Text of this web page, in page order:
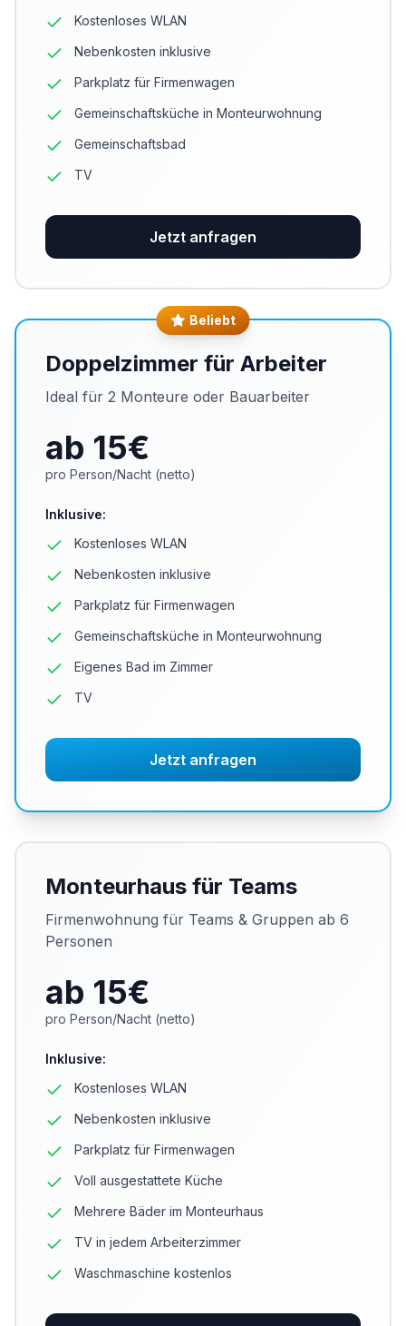
Kostenloses WLAN
Nebenkosten inklusive
Parkplatz für Firmenwagen
Gemeinschaftsküche in Monteurwohnung
Gemeinschaftsbad
TV
Jetzt anfragen
Beliebt
Doppelzimmer für Arbeiter
Ideal für 2 Monteure oder Bauarbeiter
ab 15€
pro Person/Nacht (netto)
Inklusive:
Kostenloses WLAN
Nebenkosten inklusive
Parkplatz für Firmenwagen
Gemeinschaftsküche in Monteurwohnung
Eigenes Bad im Zimmer
TV
Jetzt anfragen
Monteurhaus für Teams
Firmenwohnung für Teams & Gruppen ab 6
Personen
ab 15€
pro Person/Nacht (netto)
Inklusive:
Kostenloses WLAN
Nebenkosten inklusive
Parkplatz für Firmenwagen
Voll ausgestattete Küche
Mehrere Bäder im Monteurhaus
TV in jedem Arbeiterzimmer
Waschmaschine kostenlos